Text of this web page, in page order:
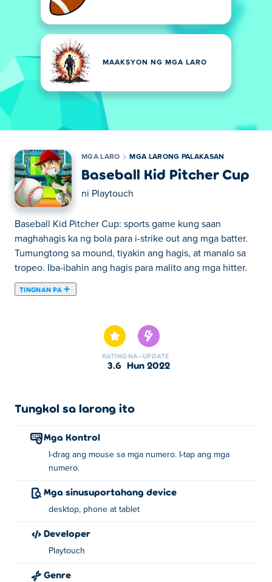
MAAKSYON NG MGA LARO
MGA LARO MGA LARONG PALAKASAN
Baseball Kid Pitcher Cup
ni Playtouch
Baseball Kid Pitcher Cup: sports game kung saan
maghahagis ka ng bola para i-strike out ang mga batter.
Tumungtong sa mound, tiyakin ang hagis, at manalo sa
tropeo. Iba-ibahin ang hagis para malito ang mga hitter.
TINGNAN PA
RATING
3.6
NA-UPDATE
Hun 2022
Tungkol sa larong ito
Mga Kontrol
I-drag ang mouse sa mga numero. I-tap ang mga
numero.
Mga sinusuportahang device
desktop, phone at tablet
Developer
Playtouch
Genre